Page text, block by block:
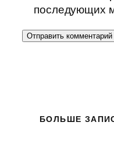
последующих
БОЛЬШЕ